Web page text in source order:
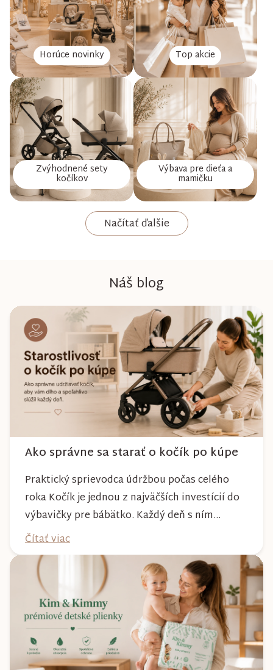
Horúce novinky Top akcie
Zvýhodnené sety
kočíkov
Výbava pre dieťa a
mamičku
Načítať ďalšie
Náš blog
Ako správne sa starať o kočík po kúpe
Praktický sprievodca údržbou počas celého
roka Kočík je jednou z najväčších investícií do
výbavičky pre bábätko. Každý deň s ním
absolvujete prechádzky po meste, v parkoch,
na lesných chodníkoch aj počas nepriaznivého
počasia. Pravidelnou starostlivosťou si však
môžete byť istí, že vám bude spoľahlivo slúžiť
dlhé roky a zachová si svoj krásny vzhľ...
Čítať viac